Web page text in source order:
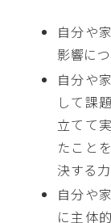
自分や
影響に
自分や
して課
立てて
たこと
決する
自分や
に主体